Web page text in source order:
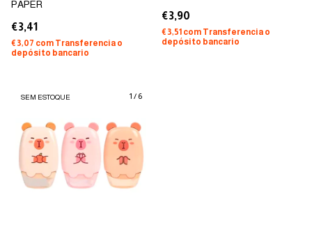
PAPER
€3,41
€3,07 com Transferencia o
depósito bancario
€3,90
€3,51 com Transferencia o
depósito bancario
1 / 6
SEM ESTOQUE